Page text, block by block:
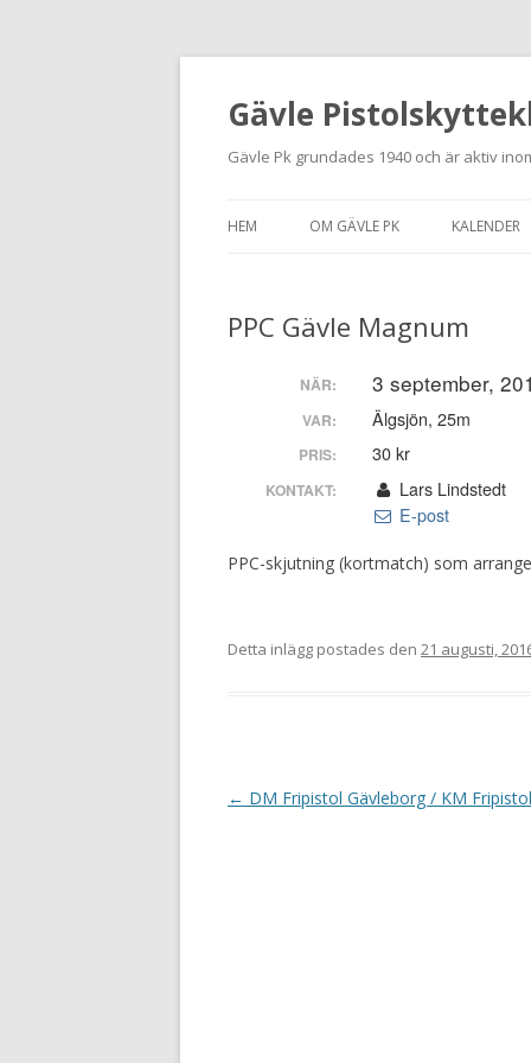
Gävle
Gävle Pk grundades 1940 och är aktiv
HEM OM GÄVLE PK
NYBÖRJARE
MEDLEMSANSÖKAN
KONTAKT
KALENDER
PPC Gävle Magnum
NÄR: 3 september,
VAR: Älgsjön, 25m
PRIS: 30 kr
KONTAKT:
Lars Lindstedt
E-post
PPC-skjutning (kortmatch) som
Detta inlägg postades den 21 augusti,
I← DM Fripistol Gävleborg / KM Fripistol